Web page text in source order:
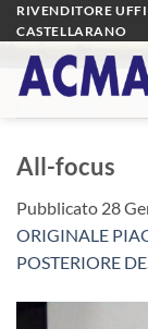
Salta
ai
contenuti
RIVENDITORE
CASTELLARANO
All-focus
Pubblicato 28
ORIGINALE
POSTERIORE